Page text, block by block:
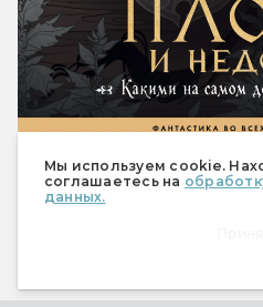
Мы используем cookie.
соглашаетесь на
данных.
490 ₽